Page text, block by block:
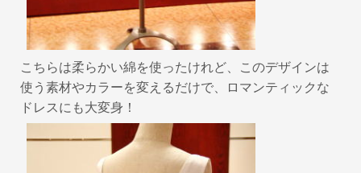
こちらは柔らかい綿を使ったけれど、このデザインは
使う素材やカラーを変えるだけで、ロマンティックな
ドレスにも大変身！